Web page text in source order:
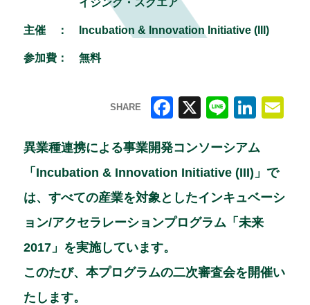
イジング・スクエア
主催 ： Incubation & Innovation Initiative (III)
参加費： 無料
SHARE
a
c
e
b
o
o
k
n
e
n
k
e
dI
ai
l
異業種連携による事業開発コンソーシアム
「Incubation & Innovation Initiative (III)」で
は、すべての産業を対象としたインキュベーシ
ョン/アクセラレーションプログラム「未来
2017」を実施しています。
このたび、本プログラムの二次審査会を開催い
たします。